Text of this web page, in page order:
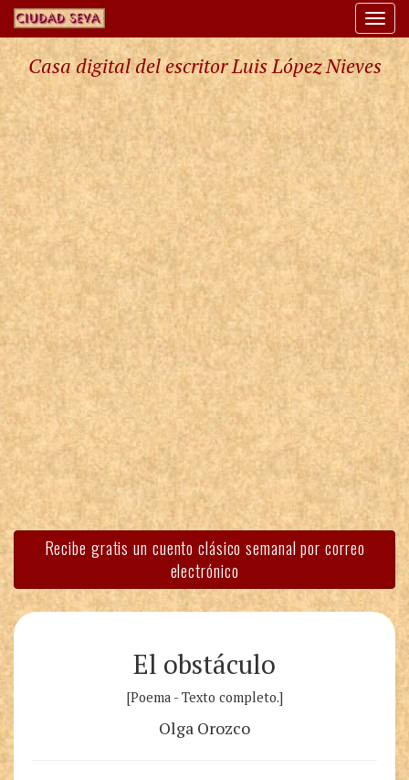
Casa digital del escritor Luis López Nieves
Recibe gratis un cuento clásico semanal por correo
electrónico
El obstáculo
[Poema - Texto completo.]
Olga Orozco